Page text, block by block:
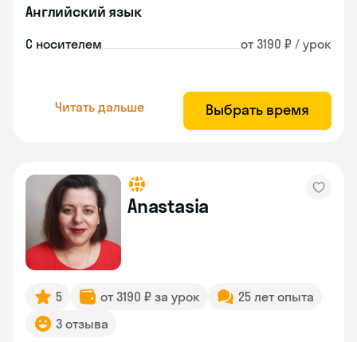
Английский язык
С носителем от 3190 ₽ / урок
Читать дальше Выбрать время
Anastasia
5 от 3190 ₽ за урок
25 лет опыта
3 отзыва